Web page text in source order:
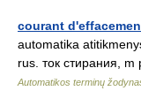
courant
automatika
rus. ток стирания,
Automatikos terminų